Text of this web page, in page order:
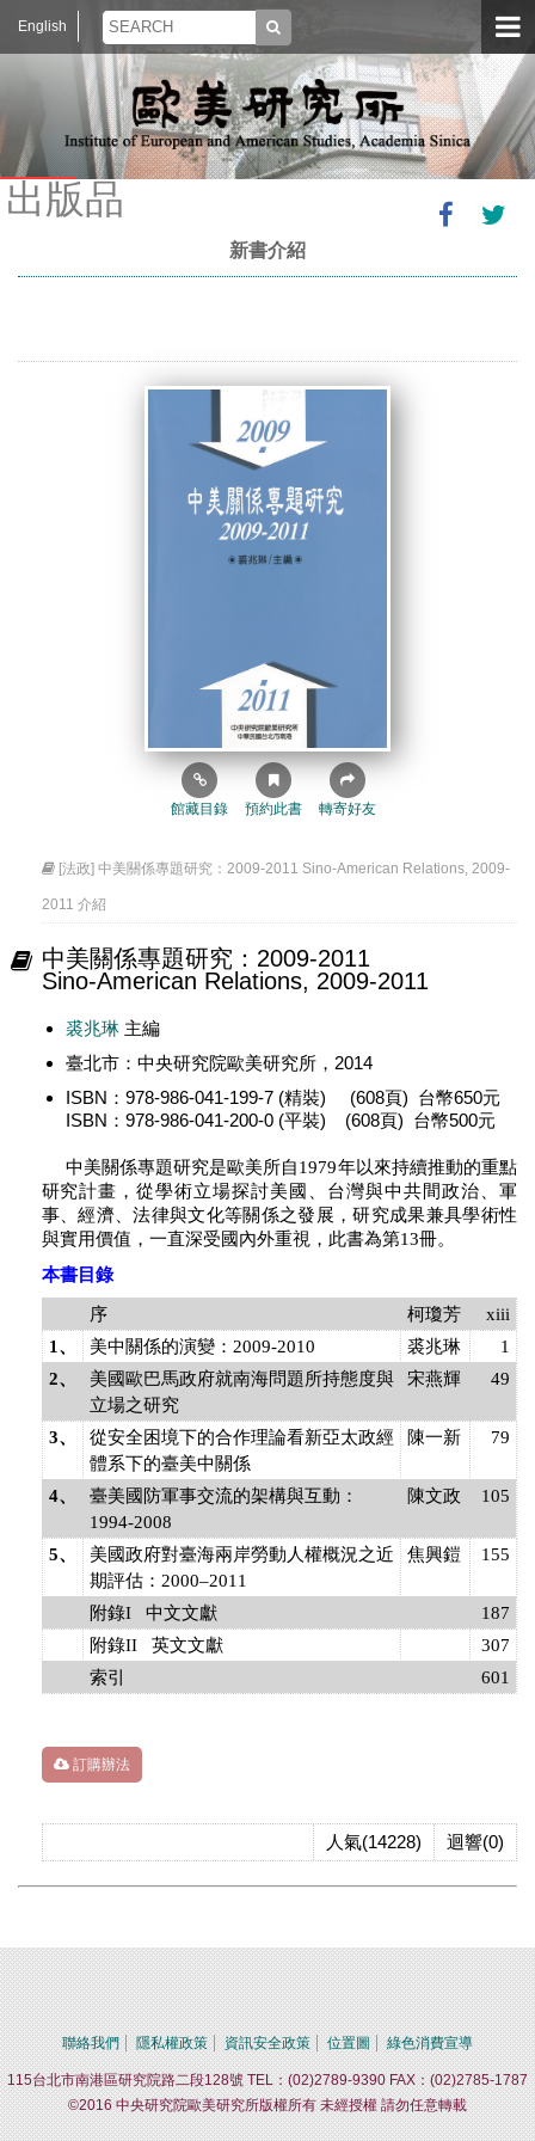
English
出版品
新書介紹
館藏目錄 預約此書 轉寄好友
[法政] 中美關係專題研究：2009-2011 Sino-American Relations, 2009-
2011 介紹
中美關係專題研究：2009-2011
Sino-American Relations, 2009-2011
裘兆琳主編
臺北市：中央研究院歐美研究所，2014
ISBN：978-986-041-199-7 (精裝) (608頁) 台幣650元
ISBN：978-986-041-200-0 (平裝) (608頁) 台幣500元
中美關係專題研究是歐美所自1979年以來持續推動的重點
研究計畫，從學術立場探討美國、台灣與中共間政治、軍
事、經濟、法律與文化等關係之發展，研究成果兼具學術性
與實用價值，一直深受國內外重視，此書為第13冊。
本書目錄
序 柯瓊芳
xiii
1、
美中關係的演變：2009-2010 裘兆琳
1
2、
美國歐巴馬政府就南海問題所持態度與
立場之研究
宋燕輝 49
3、
從安全困境下的合作理論看新亞太政經
體系下的臺美中關係
陳一新 79
4、
臺美國防軍事交流的架構與互動：
1994-2008
陳文政 105
5、
美國政府對臺海兩岸勞動人權概況之近
期評估：2000–2011
焦興鎧 155
附錄I 中文文獻
187
附錄II 英文文獻
307
索引
601
訂購辦法
迴響(0)
人氣(14228)
聯絡我們 隱私權政策 資訊安全政策 位置圖 綠色消費宣導
115台北市南港區研究院路二段128號 TEL：(02)2789-9390 FAX：(02)2785-1787
©2016 中央研究院歐美研究所版權所有 未經授權 請勿任意轉載